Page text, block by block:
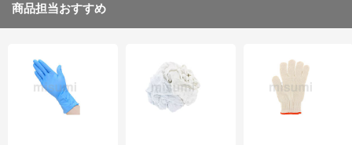
商品担当おすすめ